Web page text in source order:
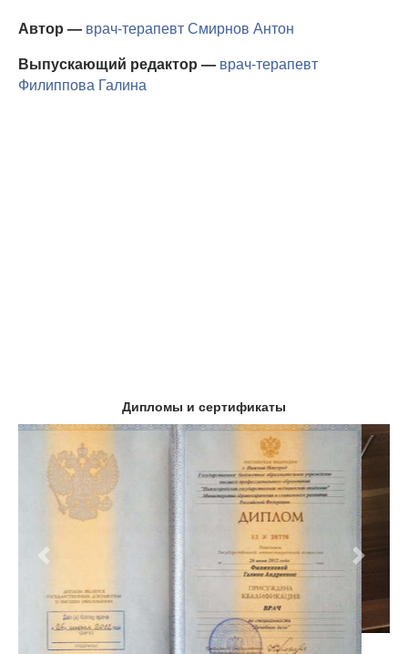
Автор — врач-терапевтСмирнов Антон
Выпускающий редактор — врач-терапевт
Филиппова Галина
Дипломы и сертификаты